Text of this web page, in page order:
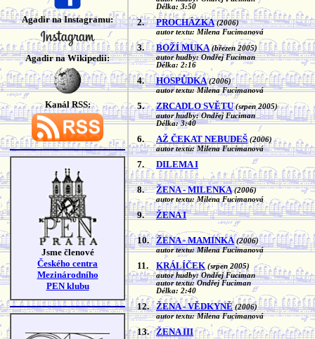
Agadir na Instagramu:
Agadir na Wikipedii:
Kanál RSS:
Jsme členové
Českého centra
Mezinárodního
PEN klubu
Délka: 3:50
2. PROCHÁZKA (2006)
autor textu: Milena Fucimanová
3. BOŽÍ MUKA (březen 2005)
autor hudby: Ondřej Fuciman
Délka: 2:16
4. HOSPŮDKA (2006)
autor textu: Milena Fucimanová
5. ZRCADLO SVĚTU (srpen 2005)
autor hudby: Ondřej Fuciman
Délka: 3:40
6. AŽ ČEKAT NEBUDEŠ (2006)
autor textu: Milena Fucimanová
7. DILEMA I
8. ŽENA - MILENKA (2006)
autor textu: Milena Fucimanová
9. ŽENA I
10. ŽENA - MAMINKA (2006)
autor textu: Milena Fucimanová
11. KRÁLÍČEK (srpen 2005)
autor hudby: Ondřej Fuciman
autor textu: Ondřej Fuciman
Délka: 2:40
12. ŽENA - VĚDKYNĚ (2006)
autor textu: Milena Fucimanová
13. ŽENA III